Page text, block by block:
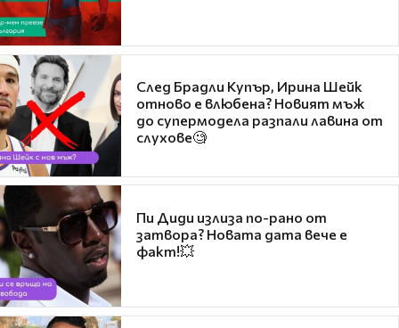
След Брадли Купър, Ирина Шейк
отново е влюбена? Новият мъж
до супермодела разпали лавина от
слухове🧐
Пи Диди излиза по-рано от
затвора? Новата дата вече е
факт!💥